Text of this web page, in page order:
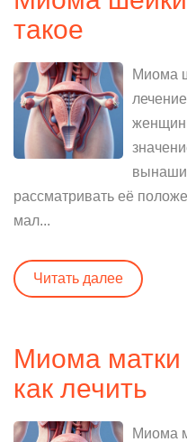
такое
Миома
рассматривать её
мал...
Читать далее
Миома матки
как лечить
Миома